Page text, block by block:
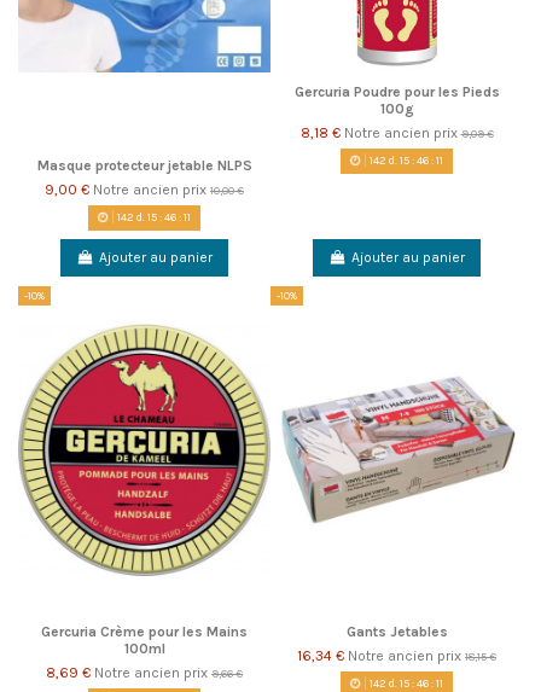
Masque protecteur jetable NLPS
9,00 € Notre ancien prix 10,00 €
142 d. 15:46:10
Ajouter au panier
Gercuria Poudre pour les Pieds
100g
8,18 € Notre ancien prix9,09 €
142 d. 15:46:10
Ajouter au panier
-10%
Gercuria Crème pour les Mains
100ml
8,69 € Notre ancien prix 9,66 €
-10%
Gants Jetables
16,34 € Notre ancien prix 18,15 €
142 d. 15:46:10